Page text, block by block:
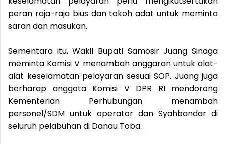
peran raja-raja bius dan tokoh adat untuk meminta
saran dan masukan.
Sementara itu, Wakil Bupati Samosir Juang Sinaga
meminta Komisi V menambah anggaran untuk alat-
alat keselamatan pelayaran sesuai SOP. Juang juga
berharap anggota Komisi V DPR RI mendorong
Kementerian Perhubungan menambah
personel/SDM untuk operator dan Syahbandar di
seluruh pelabuhan di Danau Toba.